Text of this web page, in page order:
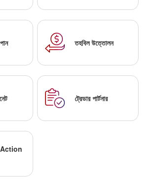
তহবিল উত্তোলন
ট্রেডার পার্টনার